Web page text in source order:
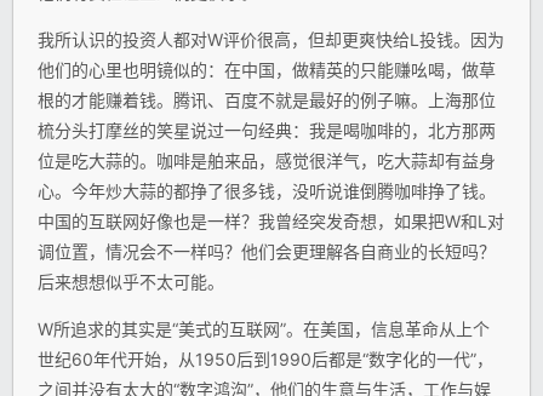
我所认识的投资人都对W评价很高，但却更爽快给L投钱。因为
他们的心里也明镜似的：在中国，做精英的只能赚吆喝，做草
根的才能赚着钱。腾讯、百度不就是最好的例子嘛。上海那位
梳分头打摩丝的笑星说过一句经典：我是喝咖啡的，北方那两
位是吃大蒜的。咖啡是舶来品，感觉很洋气，吃大蒜却有益身
心。今年炒大蒜的都挣了很多钱，没听说谁倒腾咖啡挣了钱。
中国的互联网好像也是一样？我曾经突发奇想，如果把W和L对
调位置，情况会不一样吗？他们会更理解各自商业的长短吗？
后来想想似乎不太可能。
W所追求的其实是“美式的互联网”。在美国，信息革命从上个
世纪60年代开始，从1950后到1990后都是“数字化的一代”，
之间并没有太大的“数字鸿沟”，他们的生意与生活，工作与娱